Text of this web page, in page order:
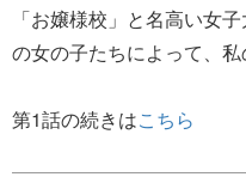
「お嬢様校」と名高い女
の女の子たちによって、私
第1話の続きはこちら